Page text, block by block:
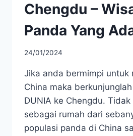
Chengdu –
Panda Yang
24/01/2024
Jika anda bermimpi untuk
China maka berkunjunglah
DUNIA ke Chengdu.
sebagai rumah dari
populasi panda di China